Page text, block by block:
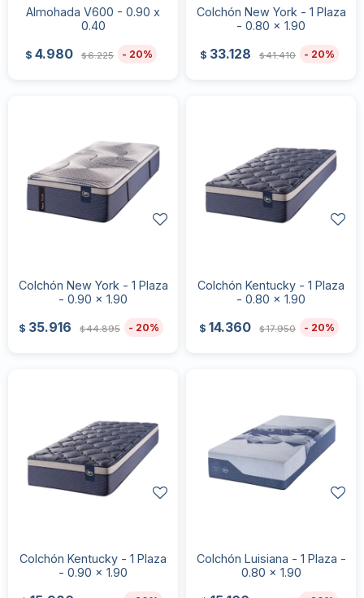
Almohada V600 - 0.90 x
0.40
$ 4.980 $6.225 20
Colchón New York - 1 Plaza
- 0.80 x 1.90
$ 33.128 $41.410 20
Colchón New York - 1 Plaza
- 0.90 x 1.90
$ 35.916 $44.895 20
Colchón Kentucky - 1 Plaza
- 0.80 x 1.90
$ 14.360 $17.950 20
Colchón Kentucky - 1 Plaza
- 0.90 x 1.90
Colchón Luisiana - 1 Plaza -
0.80 x 1.90